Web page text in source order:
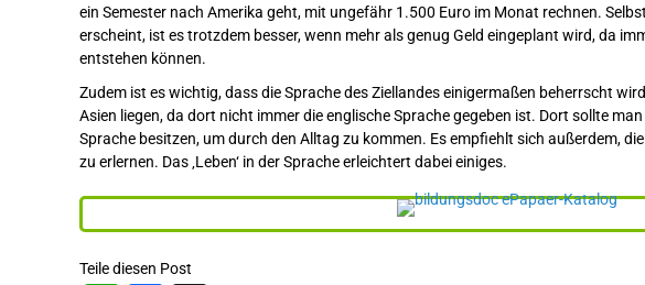
ein Semester nach Amerika geht, mit ungefähr 1.500 Euro im Monat rechnen.
erscheint, ist es trotzdem besser, wenn mehr als genug Geld eingeplant wird, da
entstehen können.
Zudem ist es wichtig, dass die Sprache des Ziellandes einigermaßen beherrscht
Asien liegen, da dort nicht immer die englische Sprache gegeben ist. Dort sollte
Sprache besitzen, um durch den Alltag zu kommen. Es empfiehlt sich außerdem,
zu erlernen. Das ‚Leben‘ in der Sprache erleichtert dabei einiges.
Teile diesen Post